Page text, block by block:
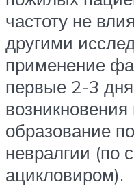
частоту не
другими
применение
первые 2-3
образование
невралгии (по
ацикловиром).